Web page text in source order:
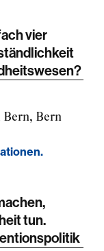
vier
Bern, Bern
tun.